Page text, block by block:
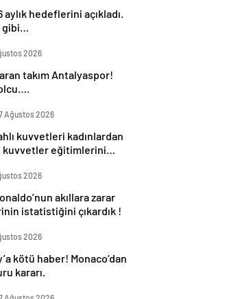
hedeflerini açıkladı.
gibi…
2026
takım Antalyaspor!
Ağustos 2026
kuvvetleri kadınlardan
kuvvetler eğitimlerini
2026
akıllara zarar
istatistiğini çıkardık !
2026
kötü haber! Monaco’dan
kararı.